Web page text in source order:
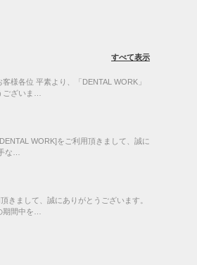
すべて表示
様各位 平素より、「DENTAL WORK」
ございま…
WORK]をご利用頂きまして、誠に
な…
きまして、誠にありがとうございます。
期間中を…